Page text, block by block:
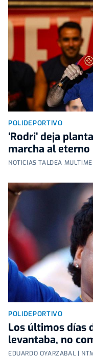
POLIDEPORTIVO
‘Rodri’ deja
marcha al
NOTICIAS TALDEA
POLIDEPORTIVO
Los últimos días
levantaba, no
EDUARDO OYARZABAL |